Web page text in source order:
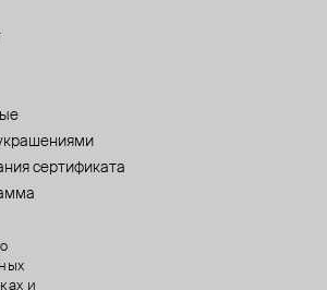
сертификата
и